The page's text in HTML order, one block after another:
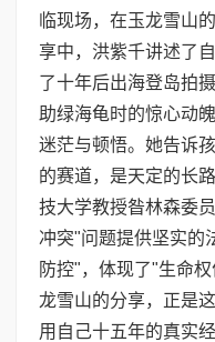
临现场，在玉龙雪山
享中，洪紫千讲述了
了十年后出海登岛拍
助绿海龟时的惊心动
迷茫与顿悟。她告诉
的赛道，是天定的长
技大学教授昝林森委
冲突"问题提供坚实的
防控"，体现了"生命
龙雪山的分享，正是
用自己十五年的真实